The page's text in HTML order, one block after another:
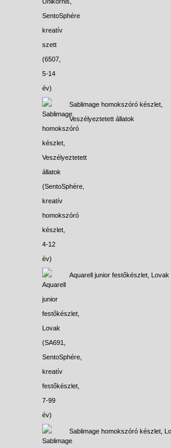
Sablimage homokszóró készlet,
Veszélyeztetett állatok
Aquarell junior festőkészlet, Lovak
Sablimage homokszóró készlet,